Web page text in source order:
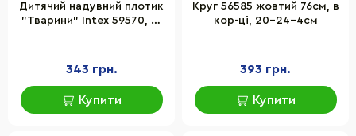
Дитячий надувний плотик
"Тварини" Intex 59570, 81
343 грн.
Купити
Круг 56585 жовтий 76см, в
кор-ці, 20-24-4см
393 грн.
Купити